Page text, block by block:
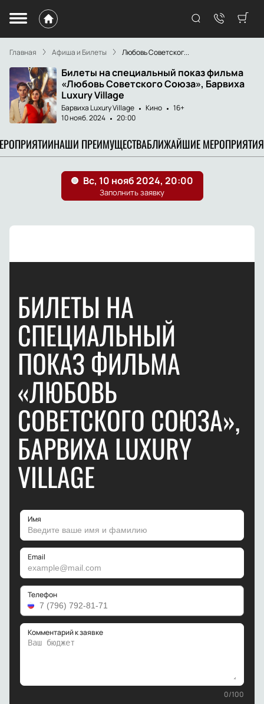
Главная Афиша и Билеты Любовь Советског...
Билеты на специальный показ фильма
«Любовь Советского Союза», Барвиха
Luxury Village
Барвиха Luxury Village Кино
16+
10 нояб. 2024
20:00
НАШИ ПРЕИМУЩЕСТВАБЛИЖАЙШИЕ МЕРОПРИЯТИЯ
БИЛЕТЫ НА
СПЕЦИАЛЬНЫЙ
ПОКАЗ ФИЛЬМА
«ЛЮБОВЬ
СОВЕТСКОГО СОЮЗА»,
БАРВИХА LUXURY
VILLAGE
Имя
Email
Телефон
Комментарий к заявке
0/100